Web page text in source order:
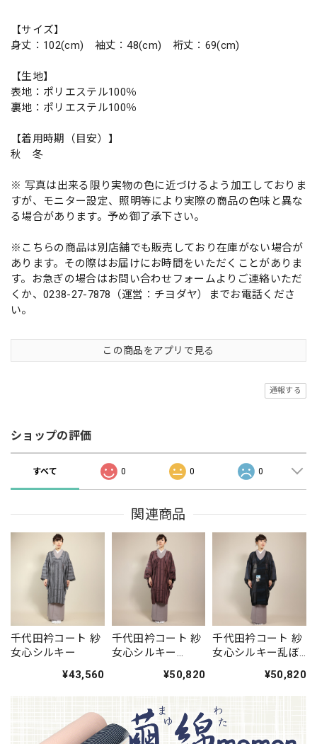
【サイズ】
身丈：102(cm) 袖丈：48(cm) 裄丈：69(cm)
【生地】
表地：ポリエステル100％
裏地：ポリエステル100％
【着用時期（目安）】
秋 冬
※ 写真は出来る限り実物の色に近づけるよう加工しておりま
すが、モニター設定、照明等により実際の商品の色味と異な
る場合があります。予め御了承下さい。
※こちらの商品は別店舗でも販売しており在庫がない場合が
あります。その際はお届けにお時間をいただくことがありま
す。お急ぎの場合はお問い合わせフォームよりご連絡いただ
くか、0238-27-7878（運営：チヨダヤ）までお電話くださ
い。
この商品をアプリで見る
通報する
ショップの評価
すべて 0 0 0
関連商品
千代田衿コート 紗
女心シルキー
¥43,560
千代田衿コート 紗
女心シルキー
¥50,820
千代田衿コート 紗
女心シルキー乱ぼ
¥50,820